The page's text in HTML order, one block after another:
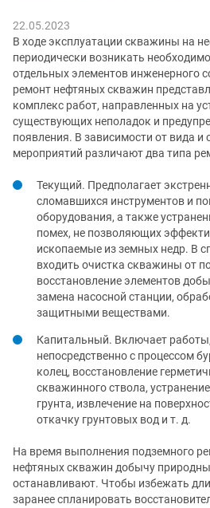
22.05.2023
В ходе эксплуатации скважины на
периодически возникать
отдельных элементов инженерного
ремонт нефтяных скважин
комплекс работ, направленных на
существующих неполадок и
появления. В зависимости от вида
мероприятий различают два типа
Текущий. Предполагает
сломавшихся инструментов и
оборудования, а также
помех, не позволяющих
ископаемые из земных недр. В
входить очистка скважины от
восстановление элементов
замена насосной станции,
защитными веществами.
Капитальный. Включает
непосредственно с процессом
колец, восстановление
скважинного ствола,
грунта, извлечение на
откачку грунтовых вод и т. д.
На время выполнения подземного
нефтяных скважин добычу
останавливают. Чтобы избежать
заранее спланировать